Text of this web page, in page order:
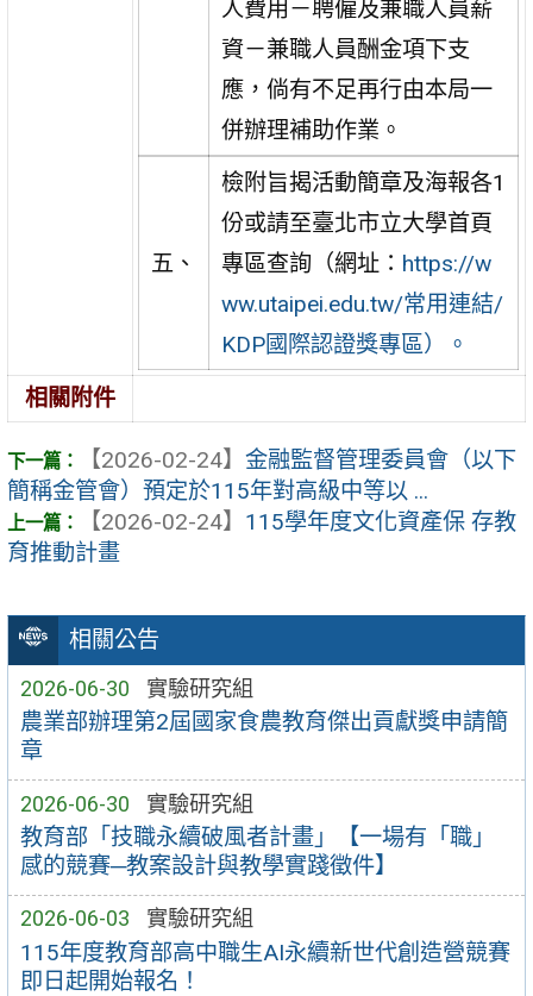
相關公告
2026-06-30 實驗研究組
農業部辦理第2屆國家食農教育傑出貢獻獎申請簡
章
2026-06-30 實驗研究組
教育部「技職永續破風者計畫」【一場有「職」
感的競賽─教案設計與教學實踐徵件】
2026-06-03 實驗研究組
115年度教育部高中職生AI永續新世代創造營競賽
即日起開始報名！
人費用－聘僱及兼職人員薪
資－兼職人員酬金項下支
應，倘有不足再行由本局一
併辦理補助作業。
五、
檢附旨揭活動簡章及海報各1
份或請至臺北市立大學首頁
專區查詢（網址： https://w
ww.utaipei.edu.tw/常用連結/
KDP國際認證獎專區）。
相關附件
【2026-02-24】 金融監督管理委員會（以下
簡稱金管會）預定於115年對高級中等以 ...
【2026-02-24】 115學年度文化資產保 存教
育推動計畫